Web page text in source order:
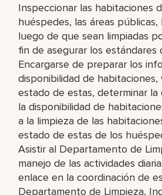
Inspeccionar las habitaciones
huéspedes, las áreas públicas,
luego de que sean limpiadas
fin de asegurar los estándares
Encargarse de preparar los
disponibilidad de habitaciones,
estado de estas, determinar la
la disponibilidad de
a la limpieza de las
estado de estas de los
Asistir al Departamento de
manejo de las actividades
enlace en la coordinación de
Departamento de Limpieza,